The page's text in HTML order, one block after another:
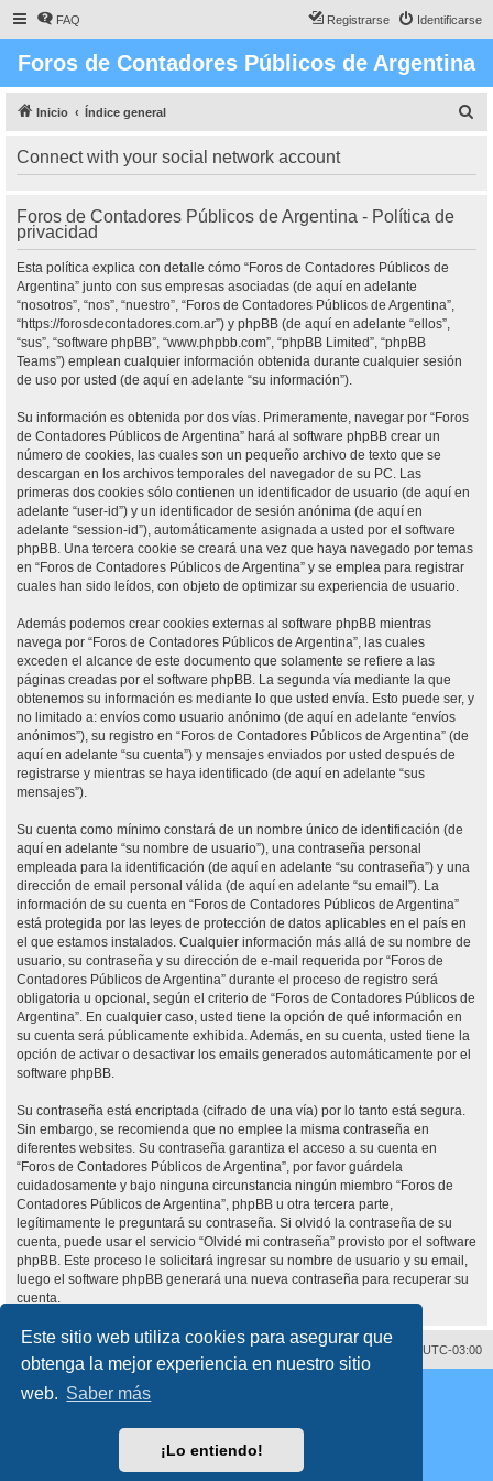
Este sitio web utiliza cookies para asegurar que
obtenga la mejor experiencia en nuestro sitio
web. Saber más
¡Lo entiendo!
FAQ Identificarse
Registrarse
Foros de Contadores Públicos de Argentina
Inicio Índice general
Connect with your social network account
Foros de Contadores Públicos de Argentina - Política de
privacidad
Esta política explica con detalle cómo “Foros de Contadores Públicos de
Argentina” junto con sus empresas asociadas (de aquí en adelante
“nosotros”, “nos”, “nuestro”, “Foros de Contadores Públicos de Argentina”,
“https://forosdecontadores.com.ar”) y phpBB (de aquí en adelante “ellos”,
“sus”, “software phpBB”, “www.phpbb.com”, “phpBB Limited”, “phpBB
Teams”) emplean cualquier información obtenida durante cualquier sesión
de uso por usted (de aquí en adelante “su información”).
Su información es obtenida por dos vías. Primeramente, navegar por “Foros
de Contadores Públicos de Argentina” hará al software phpBB crear un
número de cookies, las cuales son un pequeño archivo de texto que se
descargan en los archivos temporales del navegador de su PC. Las
primeras dos cookies sólo contienen un identificador de usuario (de aquí en
adelante “user-id”) y un identificador de sesión anónima (de aquí en
adelante “session-id”), automáticamente asignada a usted por el software
phpBB. Una tercera cookie se creará una vez que haya navegado por temas
en “Foros de Contadores Públicos de Argentina” y se emplea para registrar
cuales han sido leídos, con objeto de optimizar su experiencia de usuario.
Además podemos crear cookies externas al software phpBB mientras
navega por “Foros de Contadores Públicos de Argentina”, las cuales
exceden el alcance de este documento que solamente se refiere a las
páginas creadas por el software phpBB. La segunda vía mediante la que
obtenemos su información es mediante lo que usted envía. Esto puede ser, y
no limitado a: envíos como usuario anónimo (de aquí en adelante “envíos
anónimos”), su registro en “Foros de Contadores Públicos de Argentina” (de
aquí en adelante “su cuenta”) y mensajes enviados por usted después de
registrarse y mientras se haya identificado (de aquí en adelante “sus
mensajes”).
Su cuenta como mínimo constará de un nombre único de identificación (de
aquí en adelante “su nombre de usuario”), una contraseña personal
empleada para la identificación (de aquí en adelante “su contraseña”) y una
dirección de email personal válida (de aquí en adelante “su email”). La
información de su cuenta en “Foros de Contadores Públicos de Argentina”
está protegida por las leyes de protección de datos aplicables en el país en
el que estamos instalados. Cualquier información más allá de su nombre de
usuario, su contraseña y su dirección de e-mail requerida por “Foros de
Contadores Públicos de Argentina” durante el proceso de registro será
obligatoria u opcional, según el criterio de “Foros de Contadores Públicos de
Argentina”. En cualquier caso, usted tiene la opción de qué información en
su cuenta será públicamente exhibida. Además, en su cuenta, usted tiene la
opción de activar o desactivar los emails generados automáticamente por el
software phpBB.
Su contraseña está encriptada (cifrado de una vía) por lo tanto está segura.
Sin embargo, se recomienda que no emplee la misma contraseña en
diferentes websites. Su contraseña garantiza el acceso a su cuenta en
“Foros de Contadores Públicos de Argentina”, por favor guárdela
cuidadosamente y bajo ninguna circunstancia ningún miembro “Foros de
Contadores Públicos de Argentina”, phpBB u otra tercera parte,
legítimamente le preguntará su contraseña. Si olvidó la contraseña de su
cuenta, puede usar el servicio “Olvidé mi contraseña” provisto por el software
phpBB. Este proceso le solicitará ingresar su nombre de usuario y su email,
luego el software phpBB generará una nueva contraseña para recuperar su
cuenta.
Todos los horarios son UTC-03:00
Borrar cookies
Desarrollado por
® Forum Software © phpBB Limited
Traducción al español porphpBB España
Condiciones